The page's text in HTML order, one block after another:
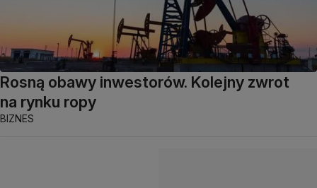
Rosną obawy inwestorów. Kolejny zwrot
na rynku ropy
BIZNES